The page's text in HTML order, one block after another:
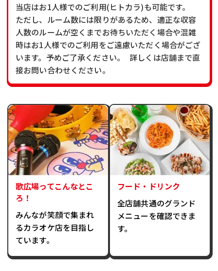
当店はお1人様でのご利用(ヒトカラ)も可能です。
ただし、ルーム数には限りがあるため、適正な収容
人数のルームが空くまでお待ちいただく場合や混雑
時はお1人様でのご利用をご遠慮いただく場合がござ
います。予めご了承ください。 詳しくは店舗まで直
接お問い合わせください。
歌広場ってこんなとこ
ろ！
みんなが笑顔で集まれ
るカラオケ店を目指し
ています。
フード・ドリンク
全店舗共通のグランド
メニューを確認できま
す。